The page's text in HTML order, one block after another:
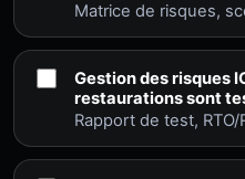
Matrice de risques,
Gestion des risques
restaurations sont
Rapport de test,